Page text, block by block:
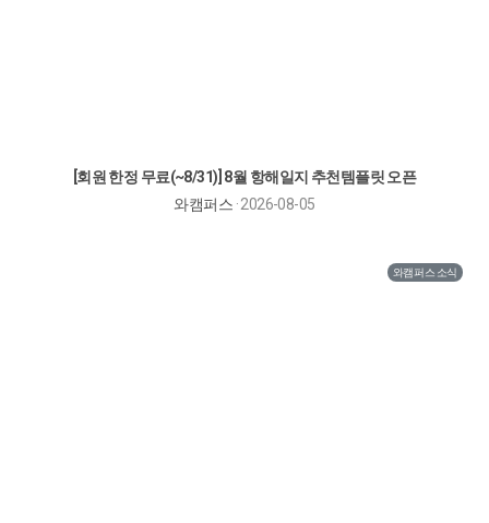
[회원 한정 무료(~8/31)] 8월 항해일지 추천템플릿 오픈
와캠퍼스 · 2026-08-05
와캠퍼스 소식